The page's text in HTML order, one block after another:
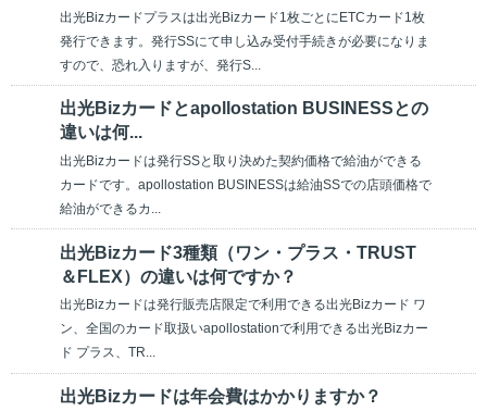
出光Bizカードプラスは出光Bizカード1枚ごとにETCカード1枚
発行できます。発行SSにて申し込み受付手続きが必要になりま
すので、恐れ入りますが、発行S...
出光Bizカードとapollostation BUSINESSとの
違いは何...
出光Bizカードは発行SSと取り決めた契約価格で給油ができる
カードです。apollostation BUSINESSは給油SSでの店頭価格で
給油ができるカ...
出光Bizカード3種類（ワン・プラス・TRUST
＆FLEX）の違いは何ですか？
出光Bizカードは発行販売店限定で利用できる出光Bizカード ワ
ン、全国のカード取扱いapollostationで利用できる出光Bizカー
ド プラス、TR...
出光Bizカードは年会費はかかりますか？